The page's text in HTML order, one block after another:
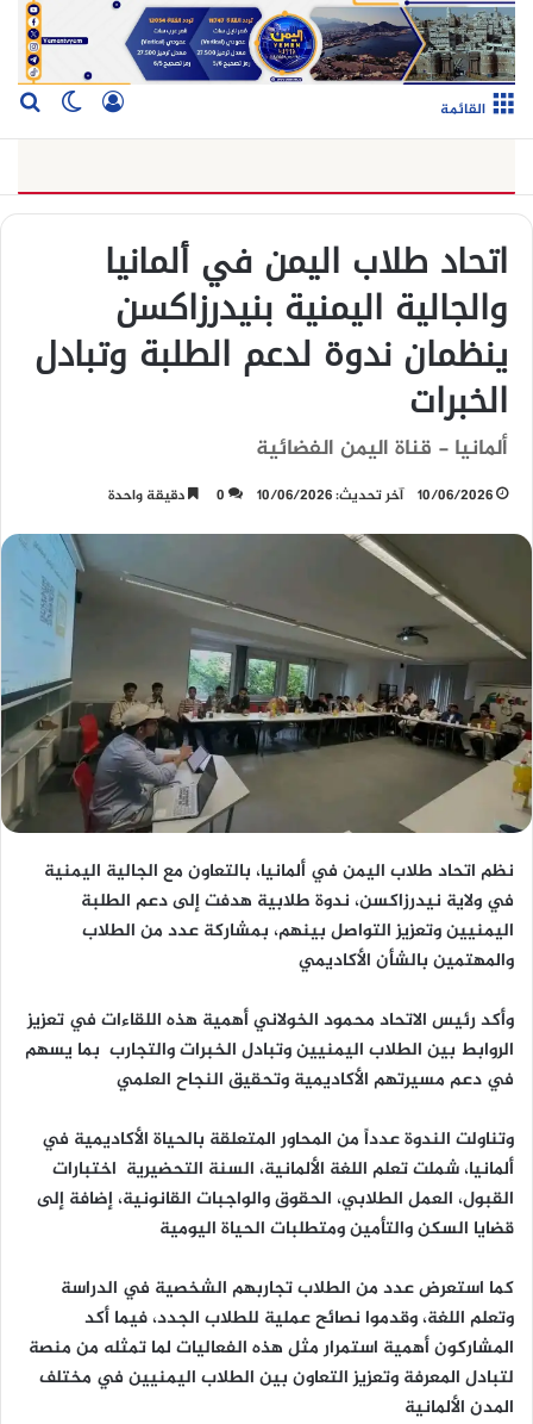
تسجيل القائمة
اتحاد طلاب اليمن في ألمانيا
والجالية اليمنية بنيدرزاكسن
ينظمان ندوة لدعم الطلبة وتبادل
الخبرات
ألمانيا - قناة اليمن الفضائية
10/06/2026 آخر تحديث: 10/06/2026 0 دقيقة واحدة
نظم اتحاد طلاب اليمن في ألمانيا، بالتعاون مع الجالية اليمنية
في ولاية نيدرزاكسن، ندوة طلابية هدفت إلى دعم الطلبة
اليمنيين وتعزيز التواصل بينهم، بمشاركة عدد من الطلاب
والمهتمين بالشأن الأكاديمي
وأكد رئيس الاتحادمحمود الخولانيأهمية هذه اللقاءات في تعزيز
الروابط بين الطلاب اليمنيين وتبادل الخبرات والتجارب بما يسهم
في دعم مسيرتهم الأكاديمية وتحقيق النجاح العلمي
وتناولت الندوة عدداً من المحاور المتعلقة بالحياة الأكاديمية في
ألمانيا، شملتتعلم اللغة الألمانية، السنة التحضيرية اختبارات
القبول، العمل الطلابي، الحقوق والواجبات القانونية، إضافة إلى
قضايا السكن والتأمين ومتطلبات الحياة اليومية
كما استعرض عدد من الطلاب تجاربهم الشخصية في الدراسة
وتعلم اللغة، وقدموا نصائح عملية للطلاب الجدد، فيما أكد
المشاركون أهمية استمرار مثل هذه الفعاليات لما تمثله من منصة
لتبادل المعرفة وتعزيز التعاون بين الطلاب اليمنيين في مختلف
المدن الألمانية